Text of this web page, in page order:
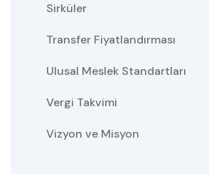
Sirküler
Transfer Fiyatlandırması
Ulusal Meslek Standartları
Vergi Takvimi
Vizyon ve Misyon